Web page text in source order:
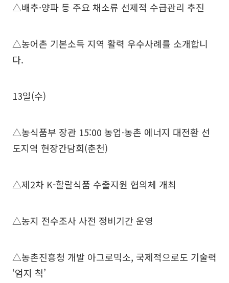
△배추·양파 등 주요 채소류 선제적 수급관리 추진
△농어촌 기본소득 지역 활력 우수사례를 소개합니
다.
13일(수)
△농식품부 장관 15:00 농업·농촌 에너지 대전환 선
도지역 현장간담회(춘천)
△제2차 K-할랄식품 수출지원 협의체 개최
△농지 전수조사 사전 정비기간 운영
△농촌진흥청 개발 아그로믹소, 국제적으로도 기술력
‘엄지 척’